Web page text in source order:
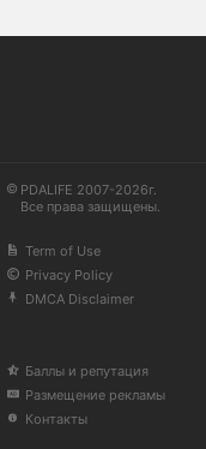
PDALIFE 2007-2026г.
Все права защищены.
Term of Use
Privacy Policy
DMCA Disclaimer
Баллы и репутация
Размещение рекламы
Контакты